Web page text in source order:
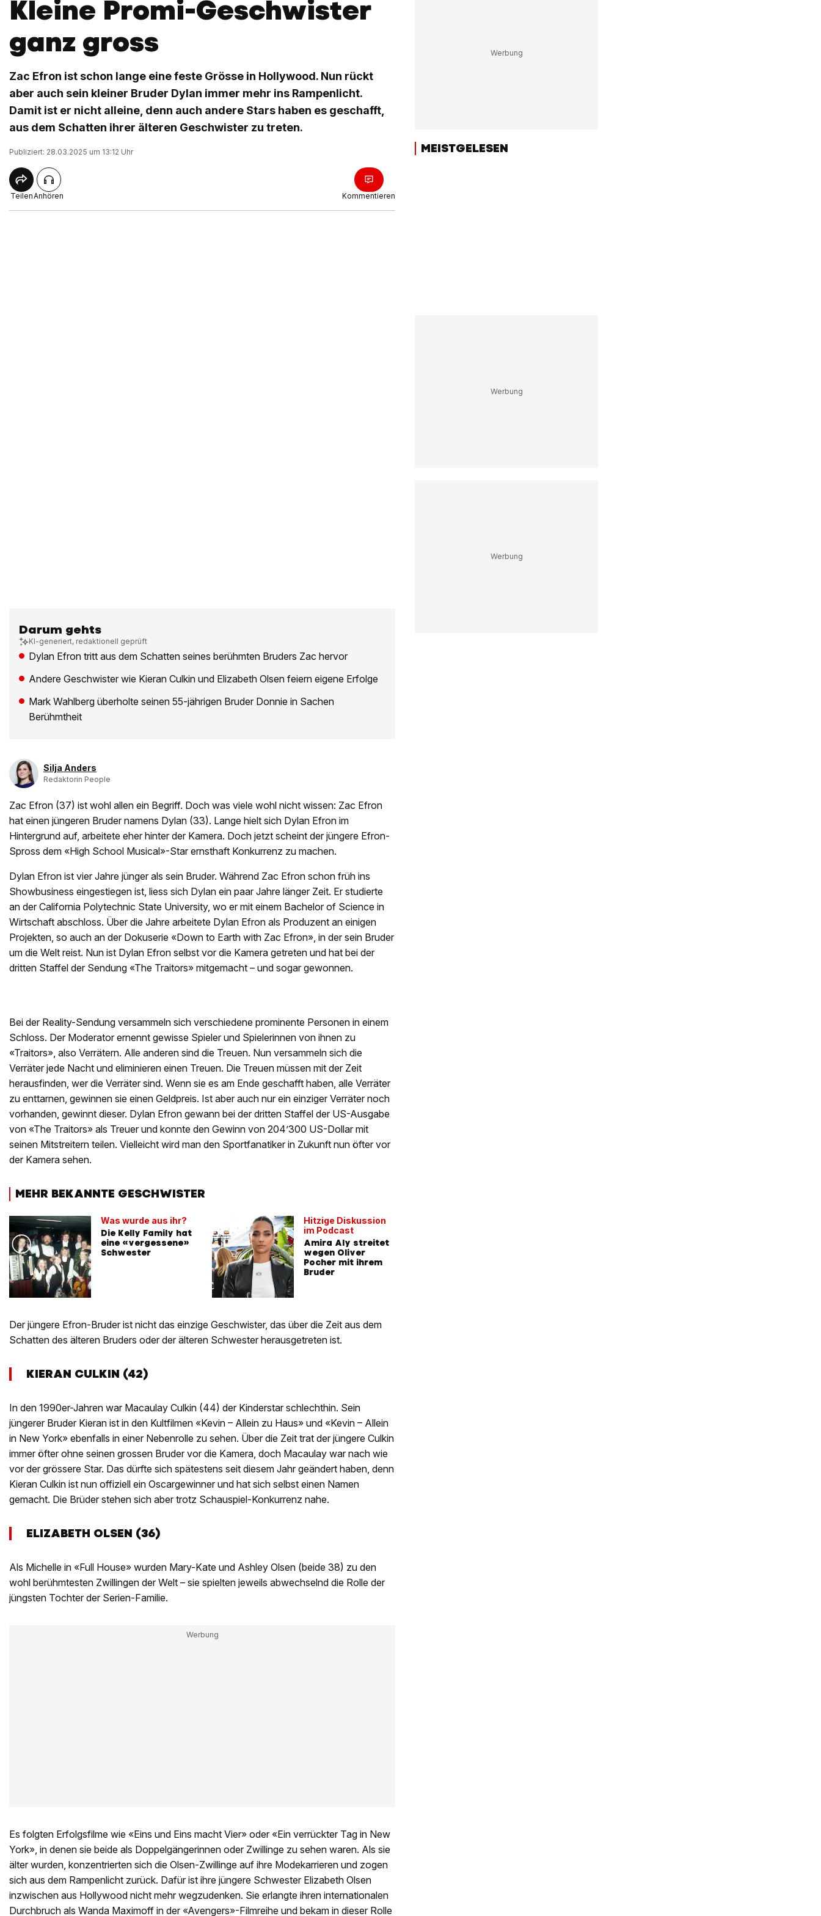
Kleine Promi-Geschwister
ganz gross
Zac Efron ist schon lange eine feste Grösse in Hollywood. Nun rückt
aber auch sein kleiner Bruder Dylan immer mehr ins Rampenlicht.
Damit ist er nicht alleine, denn auch andere Stars haben es geschafft,
aus dem Schatten ihrer älteren Geschwister zu treten.
Publiziert: 28.03.2025 um 13:12 Uhr
TeilenAnhören Kommentieren
Darum gehts
KI-generiert, redaktionell geprüft
Dylan Efron tritt aus dem Schatten seines berühmten Bruders Zac hervor
Andere Geschwister wie Kieran Culkin und Elizabeth Olsen feiern eigene Erfolge
Mark Wahlberg überholte seinen 55-jährigen Bruder Donnie in Sachen
Berühmtheit
Silja Anders
Redaktorin People
Zac Efron (37) ist wohl allen ein Begriff. Doch was viele wohl nicht wissen: Zac Efron
hat einen jüngeren Bruder namens Dylan (33). Lange hielt sich Dylan Efron im
Hintergrund auf, arbeitete eher hinter der Kamera. Doch jetzt scheint der jüngere Efron-
Spross dem «High School Musical»-Star ernsthaft Konkurrenz zu machen.
Dylan Efron ist vier Jahre jünger als sein Bruder. Während Zac Efron schon früh ins
Showbusiness eingestiegen ist, liess sich Dylan ein paar Jahre länger Zeit. Er studierte
an der California Polytechnic State University, wo er mit einem Bachelor of Science in
Wirtschaft abschloss. Über die Jahre arbeitete Dylan Efron als Produzent an einigen
Projekten, so auch an der Dokuserie «Down to Earth with Zac Efron», in der sein Bruder
um die Welt reist. Nun ist Dylan Efron selbst vor die Kamera getreten und hat bei der
dritten Staffel der Sendung «The Traitors» mitgemacht – und sogar gewonnen.
Bei der Reality-Sendung versammeln sich verschiedene prominente Personen in einem
Schloss. Der Moderator ernennt gewisse Spieler und Spielerinnen von ihnen zu
«Traitors», also Verrätern. Alle anderen sind die Treuen. Nun versammeln sich die
Verräter jede Nacht und eliminieren einen Treuen. Die Treuen müssen mit der Zeit
herausfinden, wer die Verräter sind. Wenn sie es am Ende geschafft haben, alle Verräter
zu enttarnen, gewinnen sie einen Geldpreis. Ist aber auch nur ein einziger Verräter noch
vorhanden, gewinnt dieser. Dylan Efron gewann bei der dritten Staffel der US-Ausgabe
von «The Traitors» als Treuer und konnte den Gewinn von 204’300 US-Dollar mit
seinen Mitstreitern teilen. Vielleicht wird man den Sportfanatiker in Zukunft nun öfter vor
der Kamera sehen.
MEHR BEKANNTE GESCHWISTER
Was wurde aus ihr?
Die Kelly Family hat
eine «vergessene»
Schwester
Hitzige Diskussion
im Podcast
Amira Aly streitet
wegen Oliver
Pocher mit ihrem
Bruder
Der jüngere Efron-Bruder ist nicht das einzige Geschwister, das über die Zeit aus dem
Schatten des älteren Bruders oder der älteren Schwester herausgetreten ist.
KIERAN CULKIN (42)
In den 1990er-Jahren war Macaulay Culkin (44) der Kinderstar schlechthin. Sein
jüngerer Bruder Kieran ist in den Kultfilmen «Kevin – Allein zu Haus» und «Kevin – Allein
in New York» ebenfalls in einer Nebenrolle zu sehen. Über die Zeit trat der jüngere Culkin
immer öfter ohne seinen grossen Bruder vor die Kamera, doch Macaulay war nach wie
vor der grössere Star. Das dürfte sich spätestens seit diesem Jahr geändert haben, denn
Kieran Culkin ist nun offiziell ein Oscargewinner und hat sich selbst einen Namen
gemacht. Die Brüder stehen sich aber trotz Schauspiel-Konkurrenz nahe.
ELIZABETH OLSEN (36)
Als Michelle in «Full House» wurden Mary-Kate und Ashley Olsen (beide 38) zu den
wohl berühmtesten Zwillingen der Welt – sie spielten jeweils abwechselnd die Rolle der
jüngsten Tochter der Serien-Familie.
Es folgten Erfolgsfilme wie «Eins und Eins macht Vier» oder «Ein verrückter Tag in New
York», in denen sie beide als Doppelgängerinnen oder Zwillinge zu sehen waren. Als sie
älter wurden, konzentrierten sich die Olsen-Zwillinge auf ihre Modekarrieren und zogen
sich aus dem Rampenlicht zurück. Dafür ist ihre jüngere Schwester Elizabeth Olsen
inzwischen aus Hollywood nicht mehr wegzudenken. Sie erlangte ihren internationalen
Durchbruch als Wanda Maximoff in der «Avengers»-Filmreihe und bekam in dieser Rolle
MEISTGELESEN